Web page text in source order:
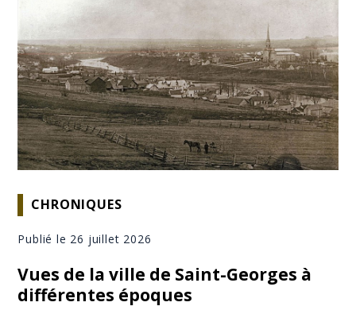
CHRONIQUES
Publié le 26 juillet 2026
Vues de la ville de Saint-Georges à
différentes époques